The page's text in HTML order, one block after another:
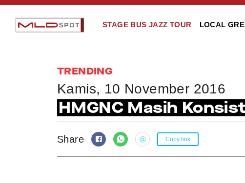
STAGE BUS JAZZ TOUR LOCAL
TRENDING
Kamis, 10 November 2016
HMGNC Masih
Share Copy link